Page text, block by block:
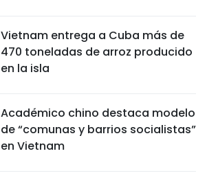
Vietnam entrega a Cuba más de
470 toneladas de arroz producido
en la isla
Académico chino destaca modelo
de “comunas y barrios socialistas”
en Vietnam